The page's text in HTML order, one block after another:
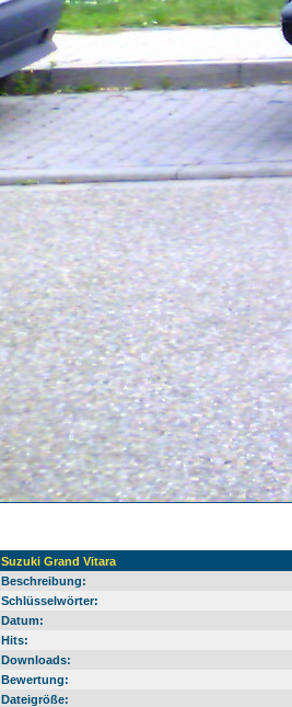
Suzuki Grand Vitara
Beschreibung:
Schlüsselwörter:
Datum:
Hits:
Downloads:
Bewertung:
Dateigröße: